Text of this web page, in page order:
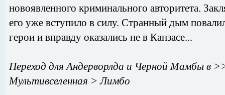
новоявленного криминального авторитета.
его уже вступило в силу. Странный дым
герои и вправду оказались не в Канзасе...
Переход для Андерворлда и Черной Мамбы в
Мультивселенная > Лимбо